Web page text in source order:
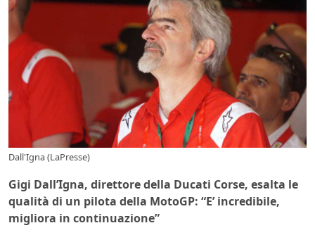
Dall'Igna (LaPresse)
Gigi Dall’Igna, direttore della Ducati Corse, esalta le
qualità di un pilota della MotoGP: “E’ incredibile,
migliora in continuazione”